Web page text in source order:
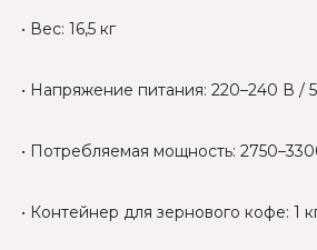
• Вес: 16,5 кг
• Напряжение питания: 220–240 В /
• Потребляемая мощность:
• Контейнер для зернового кофе: 1